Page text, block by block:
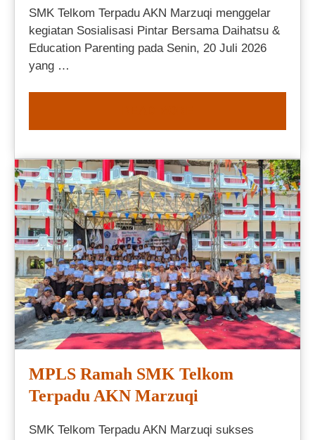
SMK Telkom Terpadu AKN Marzuqi menggelar
kegiatan Sosialisasi Pintar Bersama Daihatsu &
Education Parenting pada Senin, 20 Juli 2026
yang …
MPLS Ramah SMK Telkom
Terpadu AKN Marzuqi
SMK Telkom Terpadu AKN Marzuqi sukses